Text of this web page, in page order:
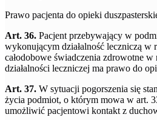
Prawo pacjenta do opieki
Art. 36. Pacjent przebywający w
wykonującym działalność leczniczą w
całodobowe świadczenia zdrowotne
działalności leczniczej ma prawo do
Art. 37. W sytuacji pogorszenia się
życia podmiot, o którym mowa w art.
umożliwić pacjentowi kontakt z